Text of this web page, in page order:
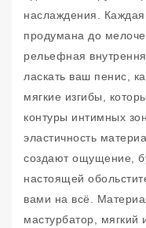
наслаждения.
продумана до
рельефная
ласкать ваш пенис,
мягкие изгибы,
контуры интимных
эластичность
создают ощущение,
настоящей
вами на всё.
мастурбатор,